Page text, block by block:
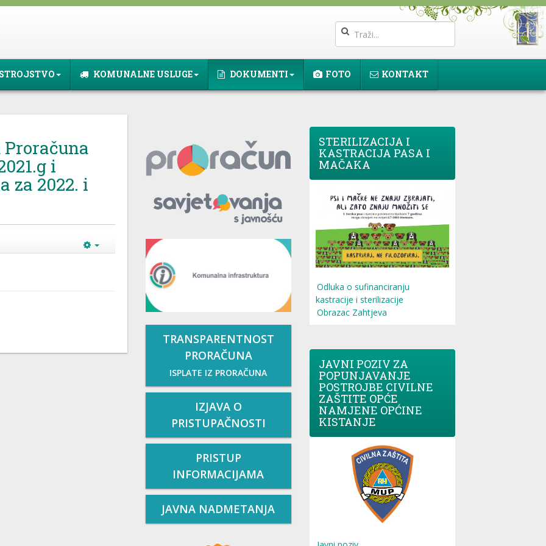
KOMUNALNE USLUGE DOKUMENTI FOTO KONTAKT
Proračuna
i
za 2022. i
TRANSPARENTNOST
PRORAČUNA
ISPLATE IZ PRORAČUNA
IZJAVA O
PRISTUPAČNOSTI
PRISTUP
INFORMACIJAMA
JAVNA NADMETANJA
STERILIZACIJA I
KASTRACIJA PASA I
MAČAKA
Odluka o sufinanciranju
kastracije i sterilizacije
Obrazac Zahtjeva
JAVNI POZIV ZA
POPUNJAVANJE
POSTROJBE CIVILNE
ZAŠTITE OPĆE
NAMJENE OPĆINE
KISTANJE